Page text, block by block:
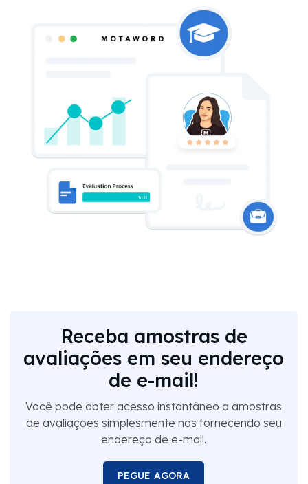
Receba amostras de
avaliações em seu endereço
de e-mail!
Você pode obter acesso instantâneo a amostras
de avaliações simplesmente nos fornecendo seu
endereço de e-mail.
PEGUE AGORA